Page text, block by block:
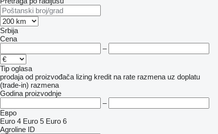
Srbija
Cena
–
Tip oglasa
prodaja od proizvođača lizing kredit na rate razmena uz doplatu
(trade-in) razmena
Godina proizvodnje
–
Евро
Euro 4 Euro 5 Euro 6
Agroline ID